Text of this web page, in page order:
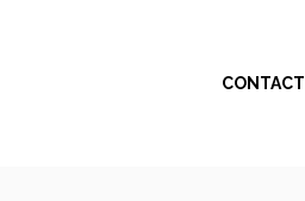
CONTACT